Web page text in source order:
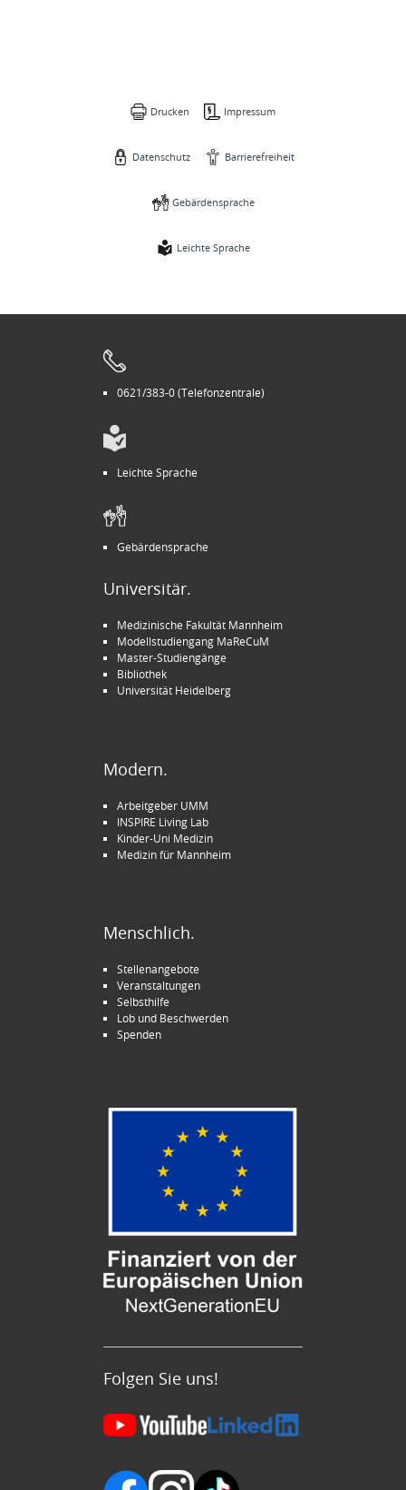
Drucken Impressum
Datenschutz Barrierefreiheit
Gebärdensprache
Leichte Sprache
0621/383-0 (Telefonzentrale)
Leichte Sprache
Gebärdensprache
Universitär.
Medizinische Fakultät Mannheim
Modellstudiengang MaReCuM
Master-Studiengänge
Bibliothek
Universität Heidelberg
Modern.
Arbeitgeber UMM
INSPIRE Living Lab
Kinder-Uni Medizin
Medizin für Mannheim
Menschlich.
Stellenangebote
Veranstaltungen
Selbsthilfe
Lob und Beschwerden
Spenden
Folgen Sie uns!